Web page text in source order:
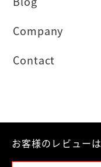
Company
Contact
お客様のレビュー